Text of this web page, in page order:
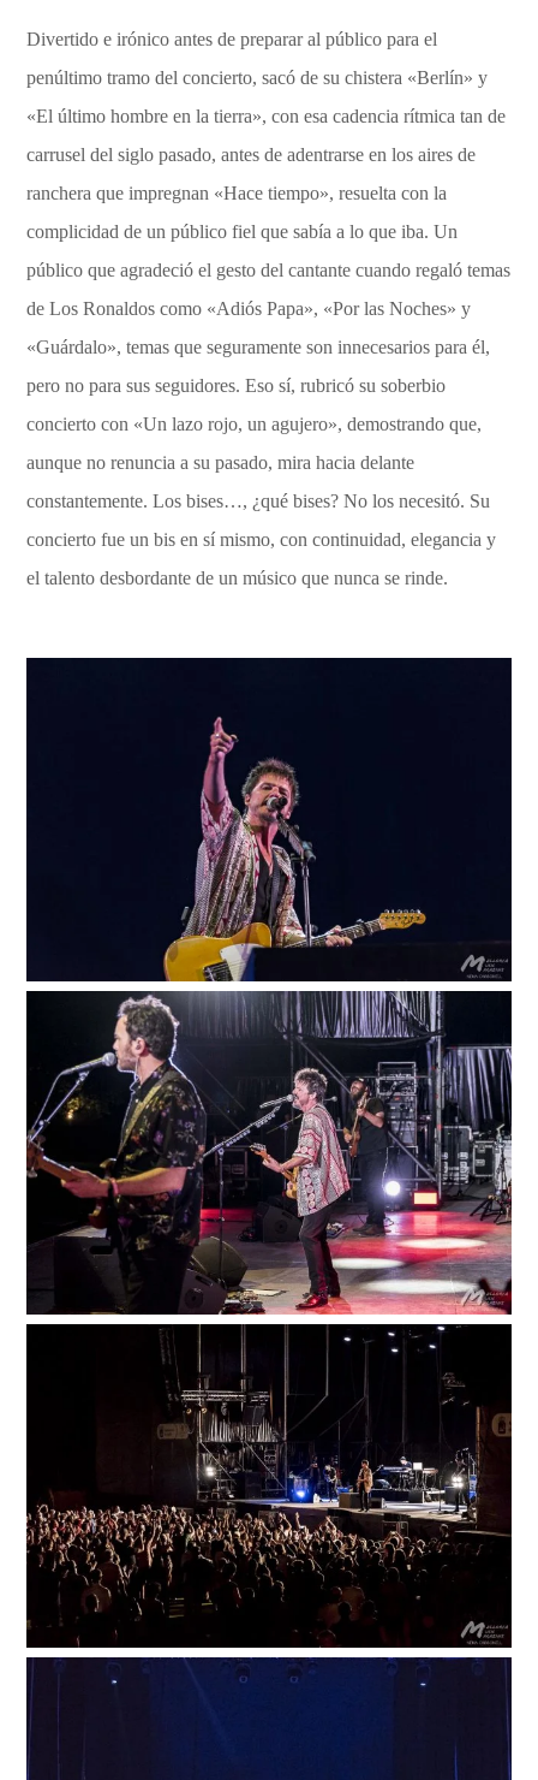
Divertido e irónico antes de preparar al público para el
penúltimo tramo del concierto, sacó de su chistera «Berlín» y
«El último hombre en la tierra», con esa cadencia rítmica tan de
carrusel del siglo pasado, antes de adentrarse en los aires de
ranchera que impregnan «Hace tiempo», resuelta con la
complicidad de un público fiel que sabía a lo que iba. Un
público que agradeció el gesto del cantante cuando regaló temas
de Los Ronaldos como «Adiós Papa», «Por las Noches» y
«Guárdalo», temas que seguramente son innecesarios para él,
pero no para sus seguidores. Eso sí, rubricó su soberbio
concierto con «Un lazo rojo, un agujero», demostrando que,
aunque no renuncia a su pasado, mira hacia delante
constantemente. Los bises…, ¿qué bises? No los necesitó. Su
concierto fue un bis en sí mismo, con continuidad, elegancia y
el talento desbordante de un músico que nunca se rinde.